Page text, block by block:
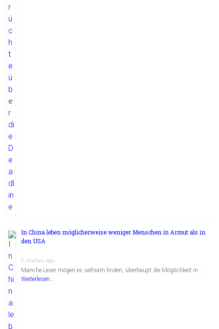
In China leben möglicherweise weniger Menschen in Armut als in
den USA
2 Wochen ago
Manche Leser mögen es seltsam finden, überhaupt die Möglichkeit in …
Weiterlesen...